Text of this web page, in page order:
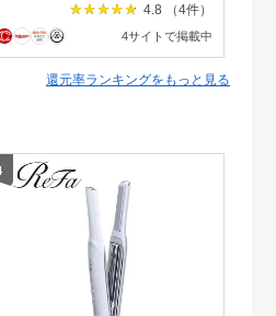
4.8 （4件）
4サイトで掲載中
還元率ランキングをもっと見る